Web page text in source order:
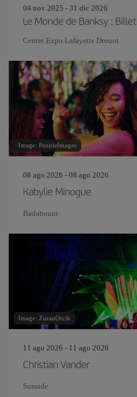
04 nov 2025 - 31 dic 2026
Le Monde de Banksy : Billet
Centre Expo Lafayette Drouot
Image: PeopleImages
08 ago 2026 - 08 ago 2026
Kabylie Minogue
Badaboum
Image: ZoranOrcik
11 ago 2026 - 11 ago 2026
Christian Vander
Sunside